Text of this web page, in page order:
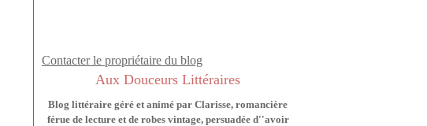
Contacter le propriétaire du blog
Aux Douceurs Littéraires
Blog littéraire géré et animé par Clarisse, romancière
férue de lecture et de robes vintage, persuadée d''avoir